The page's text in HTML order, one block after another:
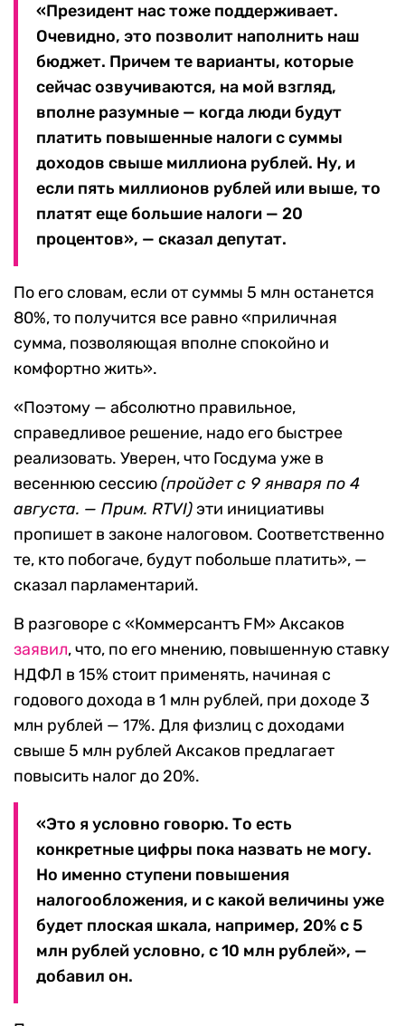
«Президент нас тоже поддерживает.
Очевидно, это позволит наполнить наш
бюджет. Причем те варианты, которые
сейчас озвучиваются, на мой взгляд,
вполне разумные — когда люди будут
платить повышенные налоги с суммы
доходов свыше миллиона рублей. Ну, и
если пять миллионов рублей или выше, то
платят еще большие налоги — 20
процентов», — сказал депутат.
По его словам, если от суммы 5 млн останется
80%, то получится все равно «приличная
сумма, позволяющая вполне спокойно и
комфортно жить».
«Поэтому — абсолютно правильное,
справедливое решение, надо его быстрее
реализовать. Уверен, что Госдума уже в
весеннюю сессию(пройдет с 9 января по 4
августа. — Прим. RTVI) эти инициативы
пропишет в законе налоговом. Соответственно
те, кто побогаче, будут побольше платить», —
сказал парламентарий.
В разговоре с «Коммерсантъ FM» Аксаков
заявил, что, по его мнению, повышенную ставку
НДФЛ в 15% стоит применять, начиная с
годового дохода в 1 млн рублей, при доходе 3
млн рублей — 17%. Для физлиц с доходами
свыше 5 млн рублей Аксаков предлагает
повысить налог до 20%.
«Это я условно говорю. То есть
конкретные цифры пока назвать не могу.
Но именно ступени повышения
налогообложения, и с какой величины уже
будет плоская шкала, например, 20% с 5
млн рублей условно, с 10 млн рублей», —
добавил он.